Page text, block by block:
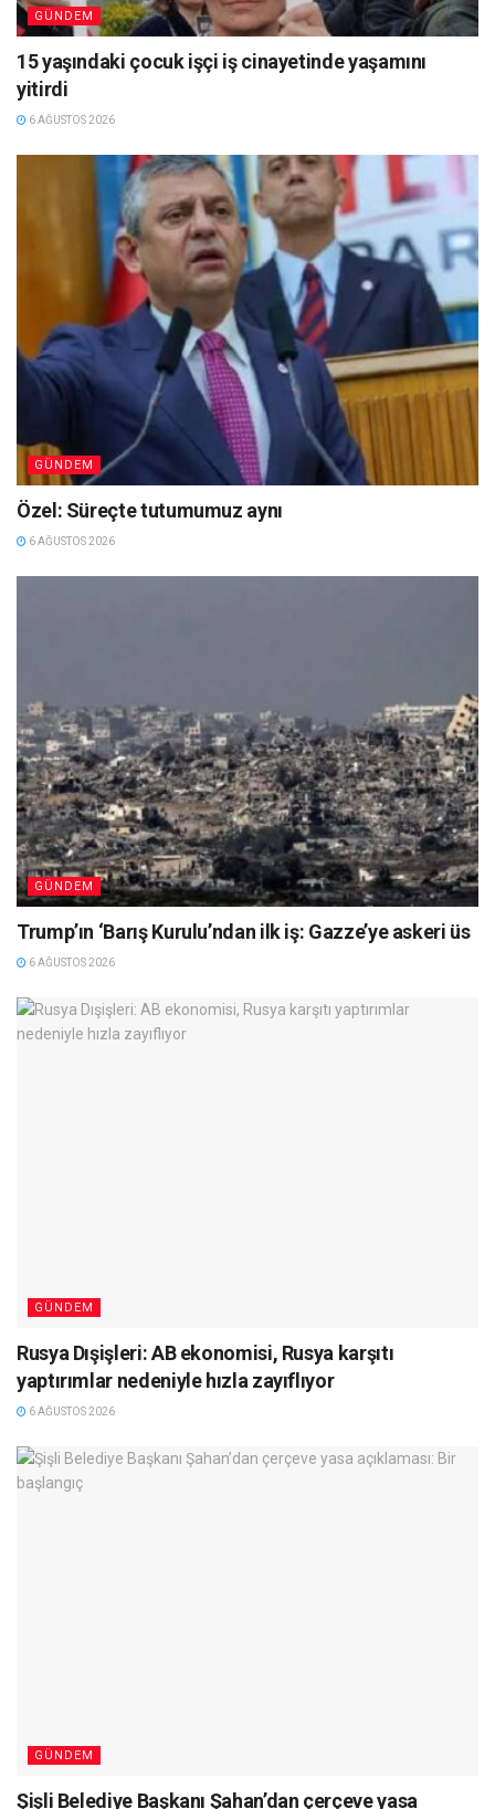
GÜNDEM
15 yaşındaki çocuk işçi iş cinayetinde yaşamını
yitirdi
6 AĞUSTOS 2026
GÜNDEM
Özel: Süreçte tutumumuz aynı
6 AĞUSTOS 2026
GÜNDEM
Trump’ın ‘Barış Kurulu’ndan ilk iş: Gazze’ye askeri üs
6 AĞUSTOS 2026
GÜNDEM
Rusya Dışişleri: AB ekonomisi, Rusya karşıtı
yaptırımlar nedeniyle hızla zayıflıyor
6 AĞUSTOS 2026
GÜNDEM
Şişli Belediye Başkanı Şahan’dan çerçeve yasa